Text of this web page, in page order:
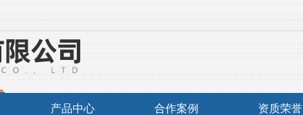
产品中心 合作案例 资质荣誉